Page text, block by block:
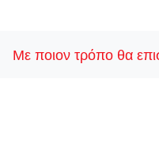
Με ποιον τρόπο θα